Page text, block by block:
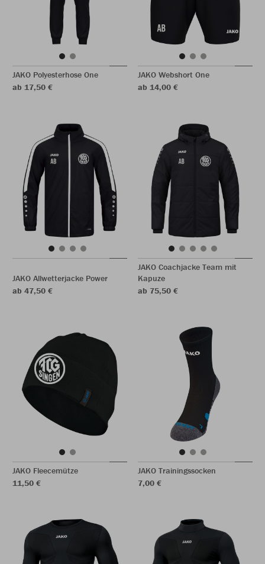
JAKO Polyesterhose One
ab 17,50 €
JAKO Webshort One
ab 14,00 €
JAKO Allwetterjacke Power
ab 47,50 €
JAKO Coachjacke Team mit
Kapuze
ab 75,50 €
JAKO Fleecemütze
11,50 €
JAKO Trainingssocken
7,00 €